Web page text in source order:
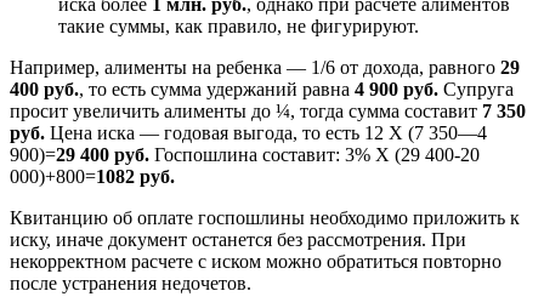
иска более 1 млн. руб., однако при расчете алиментов
такие суммы, как правило, не фигурируют.
Например, алименты на ребенка — 1/6 от дохода, равного 29
400 руб., то есть сумма удержаний равна 4 900 руб. Супруга
просит увеличить алименты до ¼, тогда сумма составит 7 350
руб. Цена иска — годовая выгода, то есть 12 Х (7 350—4
900)=29 400 руб. Госпошлина составит: 3% Х (29 400-20
000)+800=1082 руб.
Квитанцию об оплате госпошлины необходимо приложить к
иску, иначе документ останется без рассмотрения. При
некорректном расчете с иском можно обратиться повторно
после устранения недочетов.